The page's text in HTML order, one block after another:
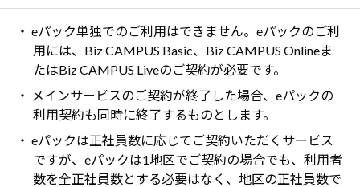
・ eパック単独でのご利用はできません。eパックのご利
用には、Biz CAMPUS Basic、Biz CAMPUS Onlineま
たはBiz CAMPUS Liveのご契約が必要です。
・ メインサービスのご契約が終了した場合、eパックの
利用契約も同時に終了するものとします。
・ eパックは正社員数に応じてご契約いただくサービス
ですが、eパックは1地区でご契約の場合でも、利用者
数を全正社員数とする必要はなく、地区の正社員数で